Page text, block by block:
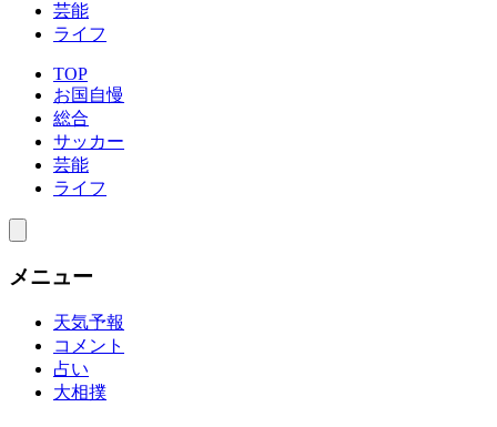
芸能
ライフ
TOP
お国自慢
総合
サッカー
芸能
ライフ
メニュー
天気予報
コメント
占い
大相撲